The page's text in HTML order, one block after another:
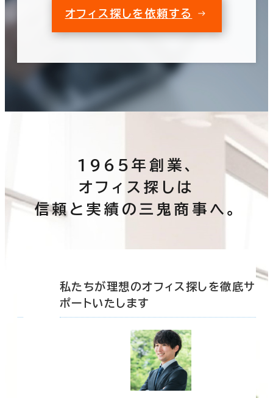
オフィス探しを依頼する
1965年創業、
オフィス探しは
信頼と実績の三鬼商事へ。
私たちが理想のオフィス探しを徹底サ
ポートいたします